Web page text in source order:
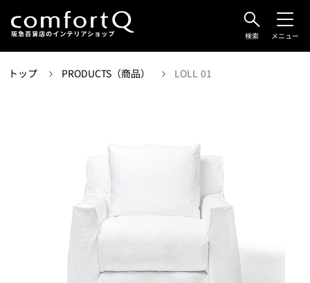
検索 メニュー
トップ PRODUCTS（商品） LOLL 01